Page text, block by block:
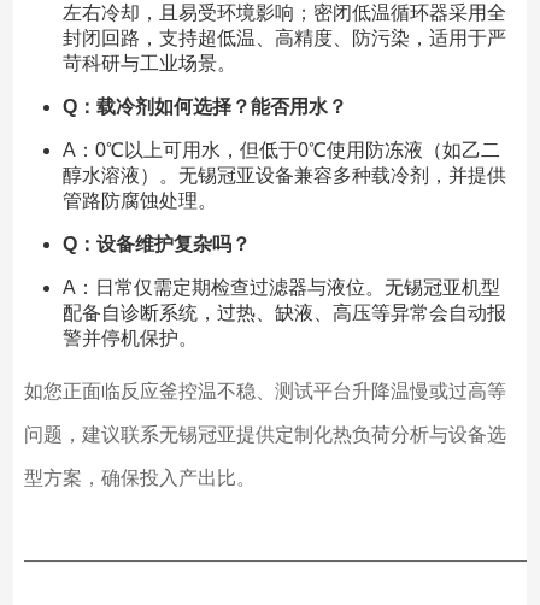
左右冷却，且易受环境影响；密闭低温循环器采用全
封闭回路，支持超低温、高精度、防污染，适用于严
苛科研与工业场景。
Q：载冷剂如何选择？能否用水？
A：0℃以上可用水，但低于0℃使用防冻液（如乙二
醇水溶液）。无锡冠亚设备兼容多种载冷剂，并提供
管路防腐蚀处理。
Q：设备维护复杂吗？
A：日常仅需定期检查过滤器与液位。无锡冠亚机型
配备自诊断系统，过热、缺液、高压等异常会自动报
警并停机保护。
如您正面临反应釜控温不稳、测试平台升降温慢或过高等
问题，建议联系无锡冠亚提供定制化热负荷分析与设备选
型方案，确保投入产出比。